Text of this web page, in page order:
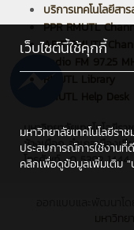
บริการเทคโนโลยีสา
PPR RMUTL
ARIT RMUTL
Radio FM 97.25 MHz
มหาวิทยาลัยเทคโนโลยีร
ช้างเผือก อำเภอเมืองเชี
โทรศัพท์ : 0 5392 1444
เว็บไซต์นี้ใช้คุกกี้
มหาวิทยาลัยเทคโนโลยีรา
ประสบการณ์การใช้งานที่
คลิกเพื่อดูข้อมูลเพิ่มเติม "